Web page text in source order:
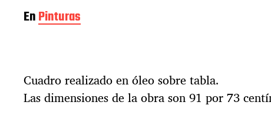
EnPinturas
Cuadro realizado en óleo sobre tabla.
Las dimensiones de la obra son 91 por 73